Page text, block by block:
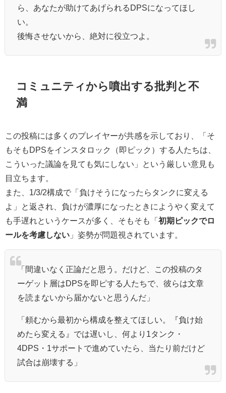
ら、あなたが助けてあげられるDPSになってほし
い。
後悔させないから、絶対に役立つよ。
コミュニティから噴出する批判 と不
満
この投稿には多くのプレイヤーが共感を示しており、「そ
もそもDPSをインスタロック（即ピック）する人たちは、
こういった議論を見ても気にしない」という厳しい意見も
目立ちます。
また、1/3/2構成で「負けそうになったらタンクに変える
よ」と返され、負けが濃厚になったときにようやく変えて
も手遅れというケースが多く、そもそも「 初期ピックでロ
ールを考慮しない 」姿勢が問題視されています。
「間違いなく正論だと思う。だけど、この投稿のタ
ーゲット層はDPSを即ピする人たちで、彼らは文章
を読まないから届かないと思うんだ」
「頼むから最初から構成を整えてほしい。『負け始
めたら変える』では遅いし、何より1タンク・
4DPS・1サポートで進めていたら、当たり前だけど
試合は崩壊する」